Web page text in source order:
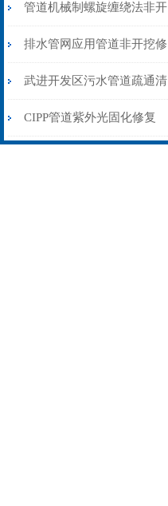
测技术有限公司
管道机械制螺旋缠绕法非开
挖修复
排水管网应用管道非开挖修
复CIPP固化创新科技工艺修
复法
武进开发区污水管道疏通清
淤检测
CIPP管道紫外光固化修复